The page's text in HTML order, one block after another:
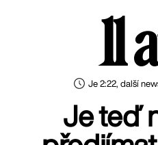
Je 2:22, další
11
Je teď